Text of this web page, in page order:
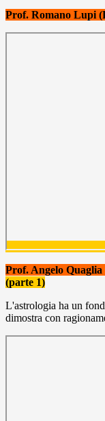
Prof. Romano Lupi
Prof. Angelo
(parte 1)
L'astrologia ha un
dimostra con